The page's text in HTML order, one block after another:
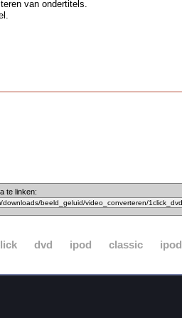
van ondertitels.
te linken:
dvd ipod classic